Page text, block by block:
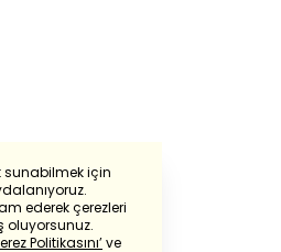
sunabilmek için
ederek çerezleri
oluyorsunuz.
Politikasını’ve
Translate